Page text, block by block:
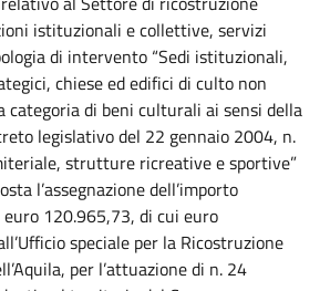
istituzionali e collettive, servizi
di intervento “Sedi istituzionali,
chiese ed edifici di culto non
di beni culturali ai sensi della
legislativo del 22 gennaio 2004, n.
strutture ricreative e sportive”
l’assegnazione dell’importo
euro 120.965,73, di cui euro
speciale per la Ricostruzione
per l’attuazione di n. 24